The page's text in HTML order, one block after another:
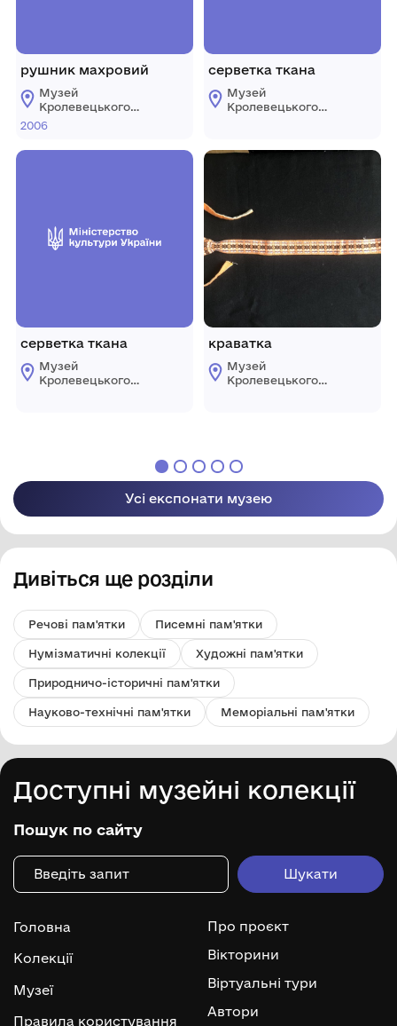
рушник махровий
Музей
Кролевецького
ткацтва
міської ради
2006
серветка ткана
Музей
Кролевецького
серветка ткана
Музей
Кролевецького
міської ради
краватка
Музей
Кролевецького
Усі експонати музею
Дивіться ще розділи
Речові пам'ятки Писемні пам'ятки
Нумізматичні колекції Художні пам'ятки
Природничо-історичні пам'ятки
Науково-технічні пам'ятки Меморіальні пам'ятки
Доступні музейні колекції
Пошук по сайту
Головна
Колекції
Музеї
Правила користування
Про проєкт
Вікторини
Віртуальні тури
Автори